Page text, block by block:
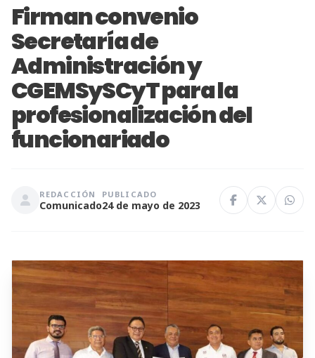
Firman convenio
Secretaría de
Administración y
CGEMSySCyT para la
profesionalización del
funcionariado
REDACCIÓN
Comunicado
PUBLICADO
24 de mayo de 2023